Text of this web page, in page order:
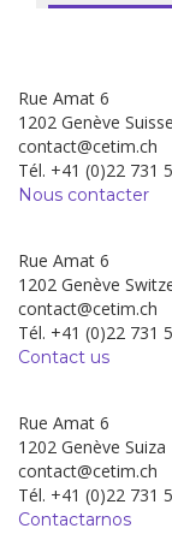
Rue Amat 6
1202 Genève Suisse
contact@cetim.ch
Tél. +41 (0)22 731
Nous contacter
Rue Amat 6
1202 Genève
contact@cetim.ch
Tél. +41 (0)22 731
Contact us
Rue Amat 6
1202 Genève Suiza
contact@cetim.ch
Tél. +41 (0)22 731
Contactarnos